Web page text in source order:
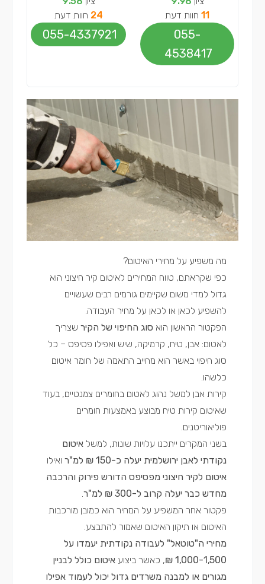
11 חוות דעת
055-
4538417
24 חוות דעת
055-4337921
מה משפיע על מחירי האיטום?
כפי שקראתם, טווח המחירים לאיטום קיר חיצוני הוא
גדול למדי משום שקיימים גורמים רבים שעשויים
להשפיע לכאן או לכאן על מחיר העבודה.
הפקטור הראשון הוא סוג החיפוי של הקיר שצריך
לאטום: אבן, טיח, קרמיקה, שיש ואפילו פסיפס – כל
סוג חיפוי באשר הוא מחייב התאמה של חומר איטום
כלשהו.
קירות אבן למשל נהוג לאטום בחומרים צמנטיים, בעוד
שאיטום קירות טיח מבוצע באמצעות חומרים
פוליאוריטנים.
בשני המקרים ייתכנו עלויות שונות, למשל איטום
נקודתי לאבן ירושלמית יעלה כ-150 ₪ למ"ר
ואילו
איטום לקיר חיצוני מפסיפס הדורש פירוק והרכבה
מחדש כבר יעלה קרוב ל-300 ₪ למ"ר
.
פקטור אחר המשפיע על המחיר הוא כמובן מורכבות
האיטום או תיקון האיטום שאמור להתבצע.
מחירי ה"טוטאל" לעבודה נקודתית יעמדו על
1,000-1,500 ₪
, כאשר ביצוע איטום כולל לבניין
מגורים או למבנה משרדים גדול יכול לעמוד אפילו